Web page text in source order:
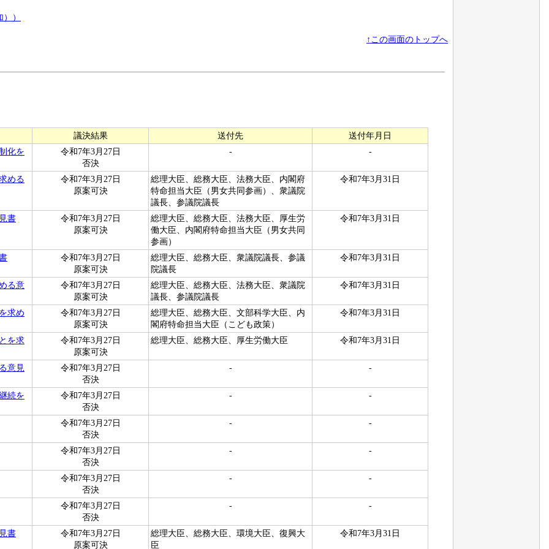
）
↑この画面のトップへ
議決結果 送付先
送付年月日
化を
令和7年3月27日
否決
- -
める
令和7年3月27日
原案可決
総理大臣、総務大臣、法務大臣、内閣府
特命担当大臣（男女共同参画）、衆議院
議長、参議院議長
令和7年3月31日
書
令和7年3月27日
原案可決
総理大臣、総務大臣、法務大臣、厚生労
働大臣、内閣府特命担当大臣（男女共同
参画）
令和7年3月31日
令和7年3月27日
原案可決
総理大臣、総務大臣、衆議院議長、参議
院議長
令和7年3月31日
る意
令和7年3月27日
原案可決
総理大臣、総務大臣、法務大臣、衆議院
議長、参議院議長
令和7年3月31日
求め
令和7年3月27日
原案可決
総理大臣、総務大臣、文部科学大臣、内
閣府特命担当大臣（こども政策）
令和7年3月31日
を求
令和7年3月27日
原案可決
総理大臣、総務大臣、厚生労働大臣 令和7年3月31日
意見
令和7年3月27日
否決
- -
続を
令和7年3月27日
否決
- -
令和7年3月27日
否決
- -
令和7年3月27日
否決
- -
令和7年3月27日
否決
- -
令和7年3月27日
否決
- -
書
令和7年3月27日
原案可決
総理大臣、総務大臣、環境大臣、復興大
臣
令和7年3月31日